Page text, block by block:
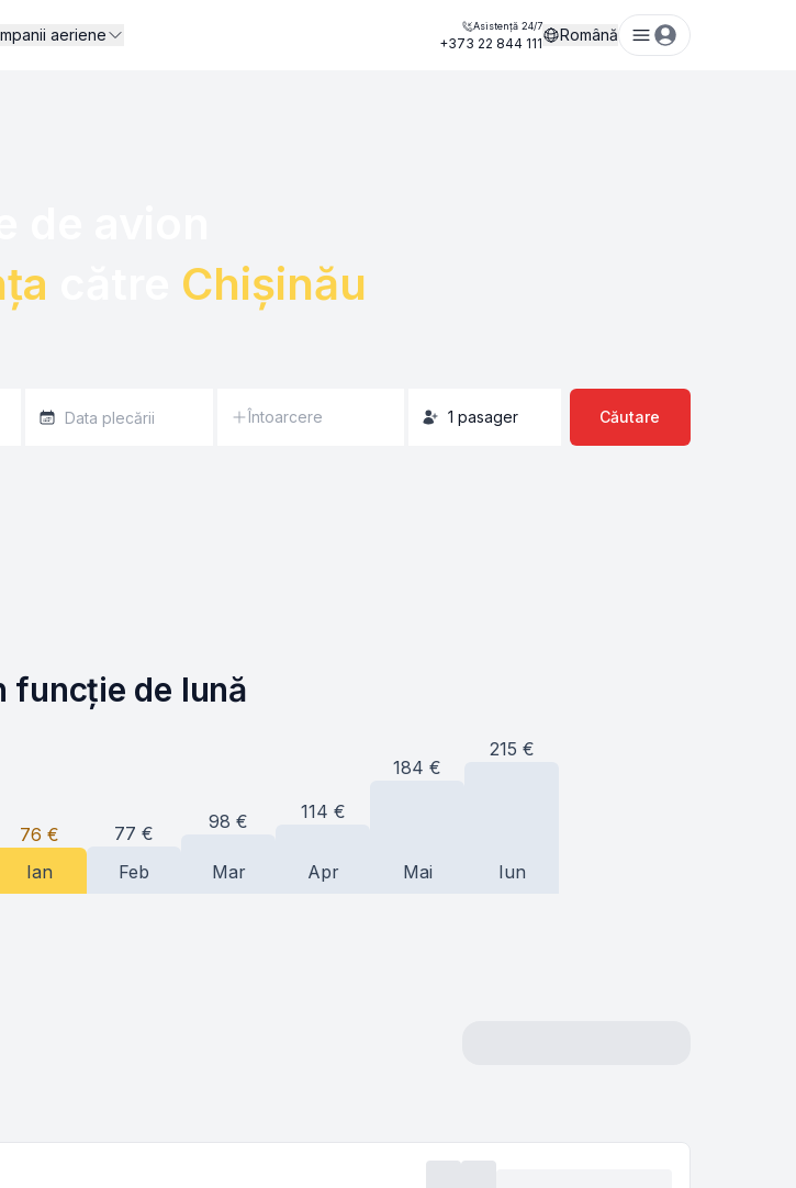
aeriene Asistență 24/7
+373 22 844 111 Română
Chișinău
Întoarcere 1 pasager Căutare
funcție de lună
76 €
Ian
77 €
Feb
98 €
Mar
114 €
Apr
184 €
Mai
215 €
Iun